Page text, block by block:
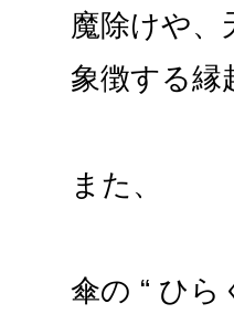
魔除けや、
象徴する縁
また、
傘の “ ひら